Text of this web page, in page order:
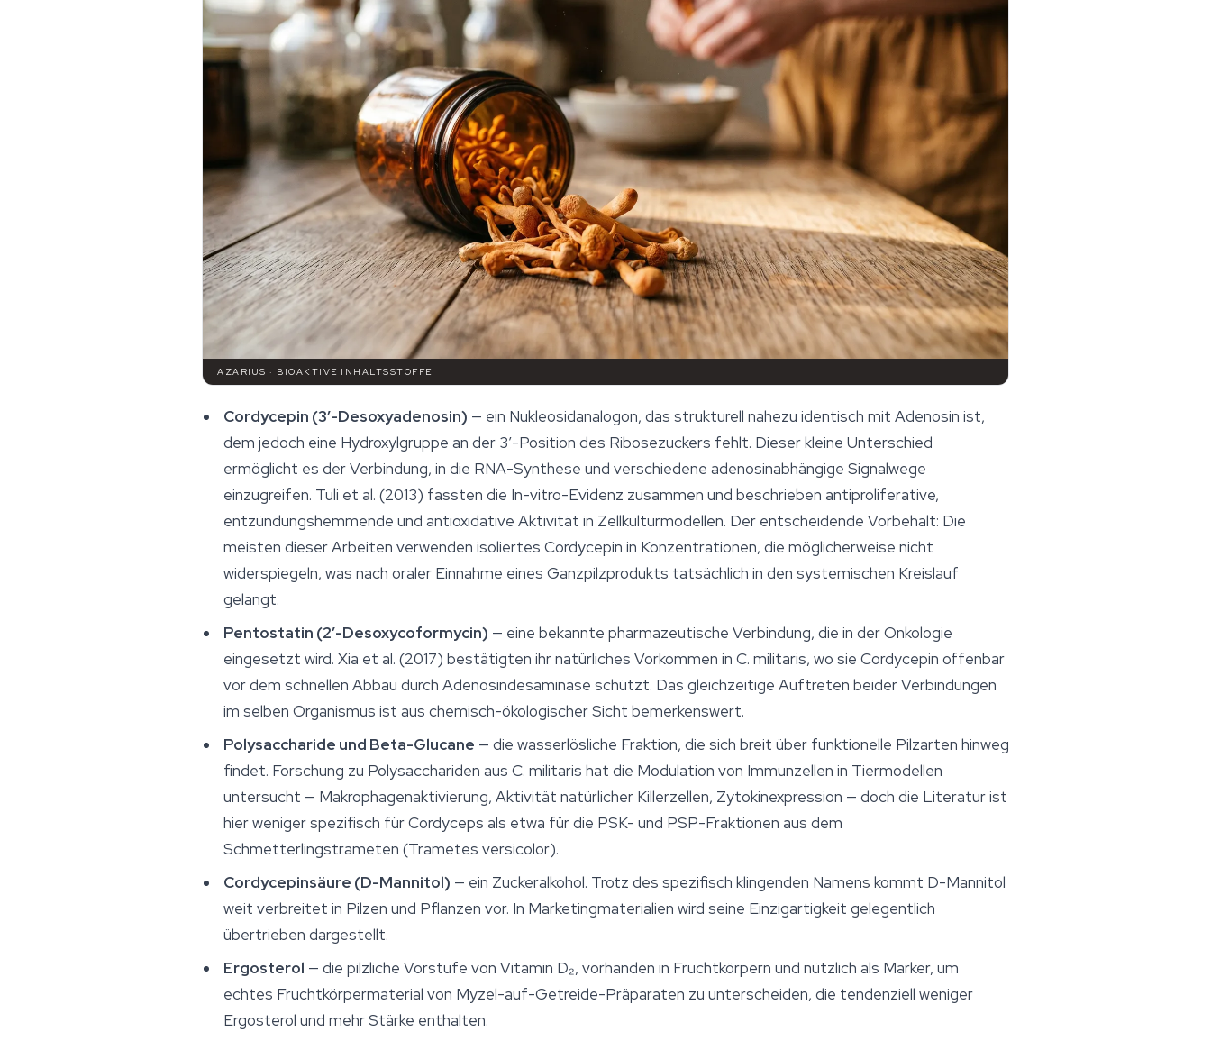
AZARIUS · BIOAKTIVE INHALTSSTOFFE
Cordycepin (3′-Desoxyadenosin) — ein Nukleosidanalogon, das strukturell nahezu identisch mit Adenosin ist,
dem jedoch eine Hydroxylgruppe an der 3′-Position des Ribosezuckers fehlt. Dieser kleine Unterschied
ermöglicht es der Verbindung, in die RNA-Synthese und verschiedene adenosinabhängige Signalwege
einzugreifen. Tuli et al. (2013) fassten die In-vitro-Evidenz zusammen und beschrieben antiproliferative,
entzündungshemmende und antioxidative Aktivität in Zellkulturmodellen. Der entscheidende Vorbehalt: Die
meisten dieser Arbeiten verwenden isoliertes Cordycepin in Konzentrationen, die möglicherweise nicht
widerspiegeln, was nach oraler Einnahme eines Ganzpilzprodukts tatsächlich in den systemischen Kreislauf
gelangt.
Pentostatin (2′-Desoxycoformycin) — eine bekannte pharmazeutische Verbindung, die in der Onkologie
eingesetzt wird. Xia et al. (2017) bestätigten ihr natürliches Vorkommen in C. militaris, wo sie Cordycepin offenbar
vor dem schnellen Abbau durch Adenosindesaminase schützt. Das gleichzeitige Auftreten beider Verbindungen
im selben Organismus ist aus chemisch-ökologischer Sicht bemerkenswert.
Polysaccharide und Beta-Glucane — die wasserlösliche Fraktion, die sich breit über funktionelle Pilzarten hinweg
findet. Forschung zu Polysacchariden aus C. militaris hat die Modulation von Immunzellen in Tiermodellen
untersucht — Makrophagenaktivierung, Aktivität natürlicher Killerzellen, Zytokinexpression — doch die Literatur ist
hier weniger spezifisch für Cordyceps als etwa für die PSK- und PSP-Fraktionen aus dem
Schmetterlingstrameten (Trametes versicolor).
Cordycepinsäure (D-Mannitol) — ein Zuckeralkohol. Trotz des spezifisch klingenden Namens kommt D-Mannitol
weit verbreitet in Pilzen und Pflanzen vor. In Marketingmaterialien wird seine Einzigartigkeit gelegentlich
übertrieben dargestellt.
Ergosterol — die pilzliche Vorstufe von Vitamin D₂, vorhanden in Fruchtkörpern und nützlich als Marker, um
echtes Fruchtkörpermaterial von Myzel-auf-Getreide-Präparaten zu unterscheiden, die tendenziell weniger
Ergosterol und mehr Stärke enthalten.